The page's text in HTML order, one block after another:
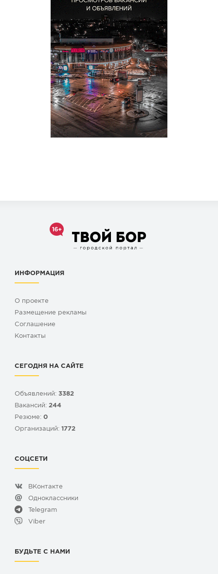
ИНФОРМАЦИЯ
О проекте
Размещение рекламы
Cоглашение
Контакты
СЕГОДНЯ НА САЙТЕ
Объявлений: 3382
Вакансий: 244
Резюме: 0
Организаций: 1772
СОЦСЕТИ
ВКонтакте
Одноклассники
Telegram
Viber
БУДЬТЕ С НАМИ